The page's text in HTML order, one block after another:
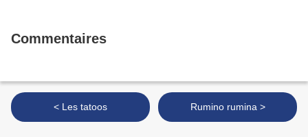
Commentaires
< Les tatoos Rumino rumina >